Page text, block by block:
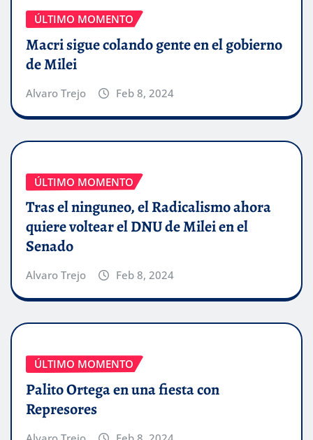
ÚLTIMO MOMENTO
Macri sigue colando gente en el gobierno
de Milei
Alvaro Trejo Feb 8, 2024
ÚLTIMO MOMENTO
Tras el ninguneo, el Radicalismo ahora
quiere voltear el DNU de Milei en el
Senado
Alvaro Trejo Feb 8, 2024
ÚLTIMO MOMENTO
Palito Ortega en una fiesta con
Represores